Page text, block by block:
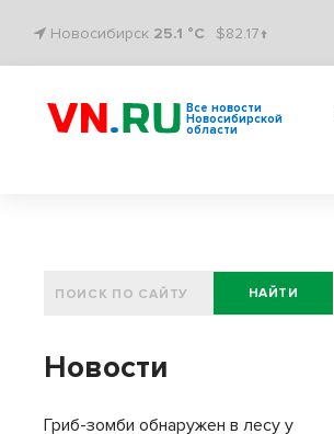
Новосибирск 25.1 °C $82.17↑
Все новости
Новосибирской
области
НАЙТИ
Новости
Гриб-зомби обнаружен в лесу у